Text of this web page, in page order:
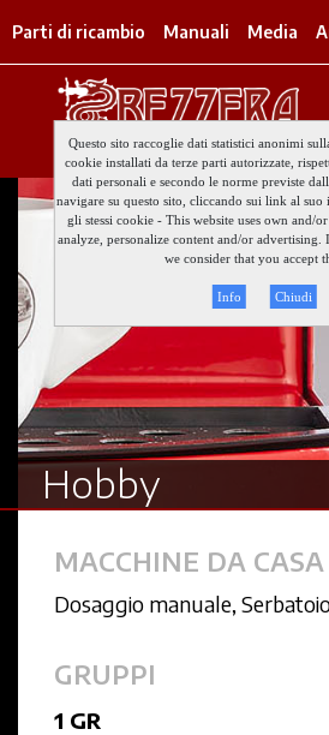
Media
Manuali
Parti di ricambio
Questo sito raccoglie dati statistici anonimi
cookie installati da terze parti autorizzate,
dati personali e secondo le norme previste
navigare su questo sito, cliccando sui link al
gli stessi cookie - This website uses own and/
analyze, personalize content and/or advertising.
we consider that you accept
Info Chiudi
Hobby
MACCHINE DA CASA
Dosaggio manuale,
GRUPPI
1 GR